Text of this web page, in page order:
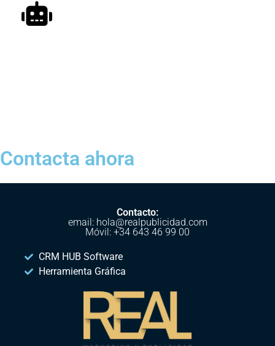
Contacta ahora
Contacto:
email: hola@realpublicidad.com
Móvil: +34 643 46 99 00
CRM HUB Software
Herramienta Gráfica